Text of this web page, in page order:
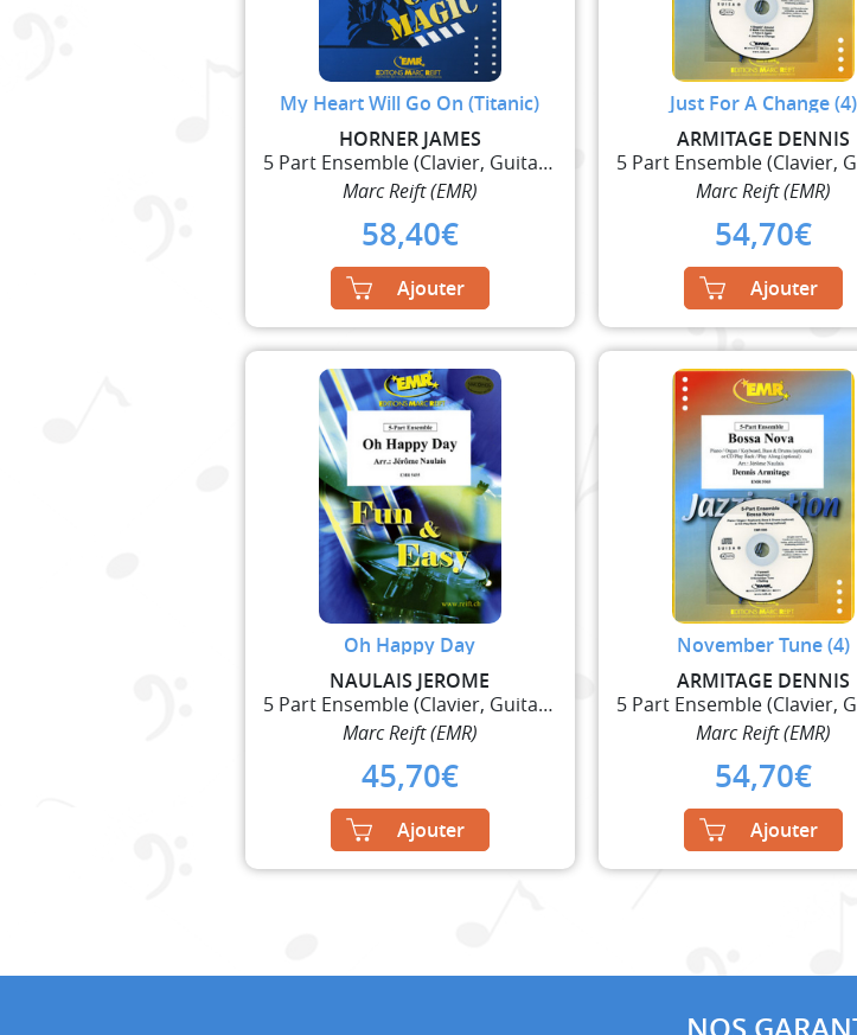
My Heart Will Go On (Titanic)
HORNER JAMES
5 Part Ensemble (Clavier, Guitare et Percussions)
Marc Reift (EMR)
58,40€
Ajouter
Just For A Change (4)
ARMITAGE DENNIS
Marc Reift (EMR)
54,70€
Ajouter
Oh Happy Day
NAULAIS JEROME
5 Part Ensemble (Clavier, Guitare et Percussions)
Marc Reift (EMR)
45,70€
Ajouter
November Tune (4)
ARMITAGE DENNIS
Marc Reift (EMR)
54,70€
Ajouter
NOS